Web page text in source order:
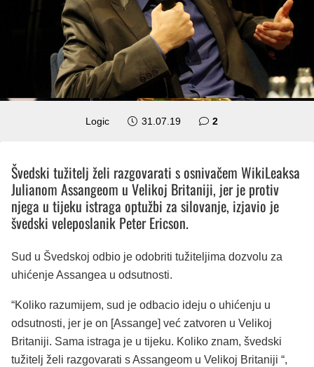
Logic 31.07.19 2
Švedski tužitelj želi razgovarati s osnivačem WikiLeaksa
Julianom Assangeom u Velikoj Britaniji, jer je protiv
njega u tijeku istraga optužbi za silovanje, izjavio je
švedski veleposlanik Peter Ericson.
Sud u Švedskoj odbio je odobriti tužiteljima dozvolu za
uhićenje Assangea u odsutnosti.
“Koliko razumijem, sud je odbacio ideju o uhićenju u
odsutnosti, jer je on [Assange] već zatvoren u Velikoj
Britaniji. Sama istraga je u tijeku. Koliko znam, švedski
tužitelj želi razgovarati s Assangeom u Velikoj Britaniji “,